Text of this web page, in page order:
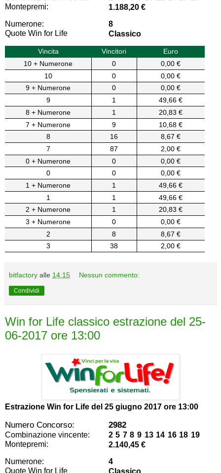
Montepremi:
1.188,20 €
Numerone:
8
Quote Win for Life
Classico
Vincita Vincitori
Euro
10 + Numerone
0
0,00 €
10
0
0,00 €
9 + Numerone
0
0,00 €
9
1
49,66 €
8 + Numerone
1
20,83 €
7 + Numerone
9
10,68 €
8
16
8,67 €
7
87
2,00 €
0 + Numerone
0
0,00 €
0
0
0,00 €
1 + Numerone
1
49,66 €
1
1
49,66 €
2 + Numerone
1
20,83 €
3 + Numerone
0
0,00 €
2
8
8,67 €
3
38 2,00 €
bitfactory alle 14:15 Nessun commento:
Condividi
Win for Life classico estrazione del 25-
06-2017 ore 13:00
Estrazione Win for Life del 25 giugno 2017 ore 13:00
Numero Concorso: 2982
Combinazione vincente:
2 5 7 8 9 13 14 16 18 19
Montepremi:
2.140,45 €
Numerone:
4
Quote Win for Life
Classico